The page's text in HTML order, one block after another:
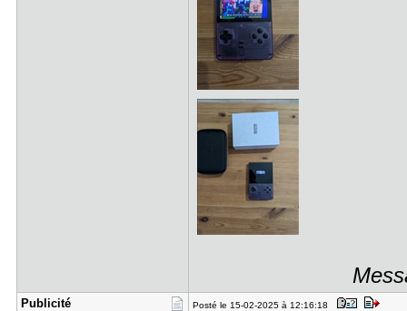
Publicité Posté le 15-02-2025 à 12:16:18